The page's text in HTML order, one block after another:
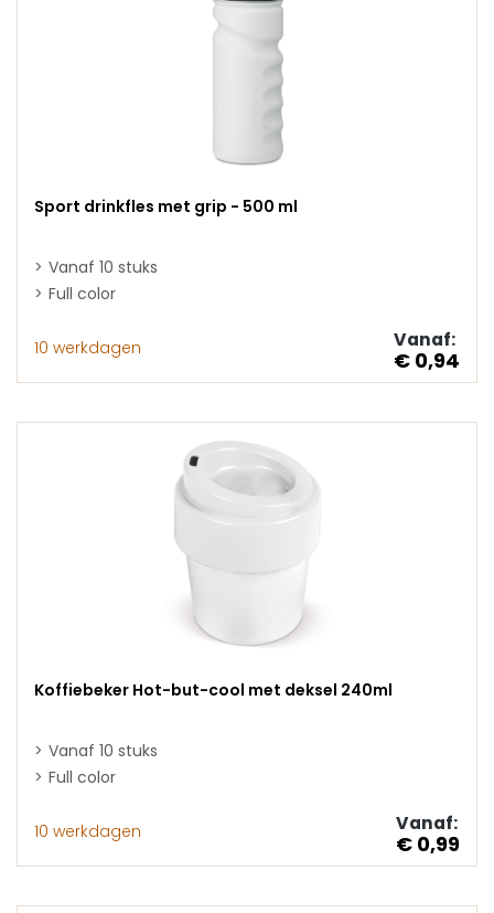
Sport drinkfles met grip - 500 ml
Vanaf 10 stuks
Full color
10 werkdagen Vanaf:
€ 0,94
Koffiebeker Hot-but-cool met deksel 240ml
Vanaf 10 stuks
Full color
10 werkdagen Vanaf:
€ 0,99